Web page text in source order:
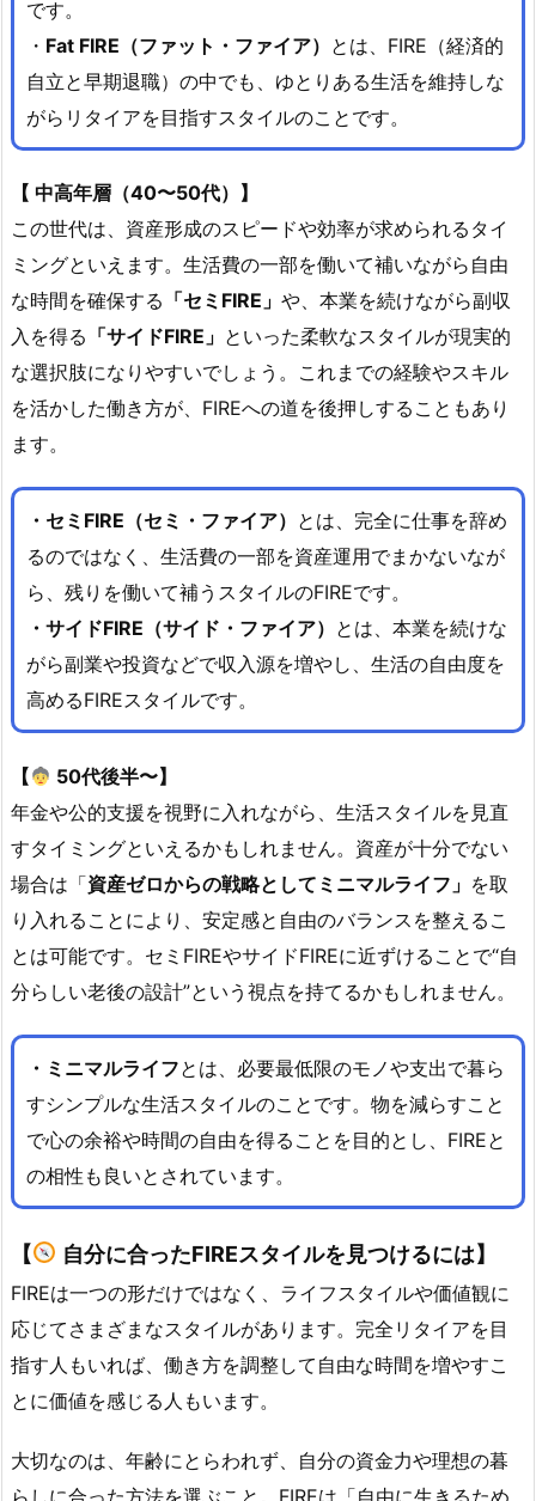
です。
・ Fat FIRE（ファット・ファイア） とは、FIRE（経済的
自立と早期退職）の中でも、ゆとりある生活を維持しな
がらリタイアを目指すスタイルのことです。
【 中高年層（40〜50代）】
この世代は、資産形成のスピードや効率が求められるタイ
ミングといえます。生活費の一部を働いて補いながら自由
な時間を確保する 「セミFIRE」 や、本業を続けながら副収
入を得る 「サイドFIRE」 といった柔軟なスタイルが現実的
な選択肢になりやすいでしょう。これまでの経験やスキル
を活かした働き方が、FIREへの道を後押しすることもあり
ます。
・セミFIRE（セミ・ファイア） とは、完全に仕事を辞め
るのではなく、生活費の一部を資産運用でまかないなが
ら、残りを働いて補うスタイルのFIREです。
・サイドFIRE（サイド・ファイア） とは、本業を続けな
がら副業や投資などで収入源を増やし、生活の自由度を
高めるFIREスタイルです。
【
50代後半〜】
年金や公的支援を視野に入れながら、生活スタイルを見直
すタイミングといえるかもしれません。資産が十分でない
場合は「資産ゼロからの戦略としてミニマルライフ」 を取
り入れることにより、安定感と自由のバランスを整えるこ
とは可能です。セミFIREやサイドFIREに近ずけることで“自
分らしい老後の設計”という視点を持てるかもしれません。
・ミニマルライフとは、必要最低限のモノや支出で暮ら
すシンプルな生活スタイルのことです。物を減らすこと
で心の余裕や時間の自由を得ることを目的とし、FIREと
の相性も良いとされています。
【 自分に合ったFIREスタイルを見つけるには】
FIREは一つの形だけではなく、ライフスタイルや価値観に
応じてさまざまなスタイルがあります。完全リタイアを目
指す人もいれば、働き方を調整して自由な時間を増やすこ
とに価値を感じる人もいます。
大切なのは、年齢にとらわれず、自分の資金力や理想の暮